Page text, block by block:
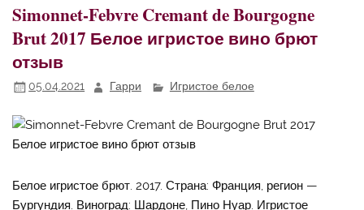
Simonnet-Febvre Cremant de Bourgogne
Brut 2017 Белое игристое вино брют
отзыв
05.04.2021 Гарри Игристое белое
Белое игристое брют. 2017. Страна: Франция, регион —
Бургундия. Виноград: Шардоне, Пино Нуар. Игристое